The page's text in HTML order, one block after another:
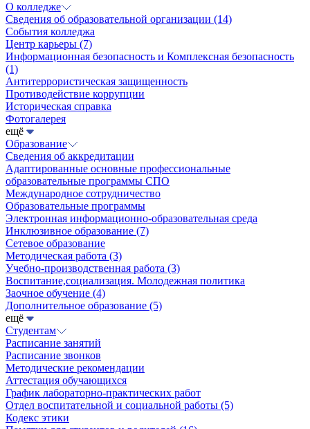
О колледже
Сведения об образовательной организации (14)
События колледжа
Центр карьеры (7)
Информационная безопасность и Комплексная безопасность
(1)
Антитеррористическая защищенность
Противодействие коррупции
Историческая справка
Фотогалерея
ещё
Образование
Сведения об аккредитации
Адаптированные основные профессиональные
образовательные программы СПО
Международное сотрудничество
Образовательные программы
Электронная информационно-образовательная среда
Инклюзивное образование (7)
Сетевое образование
Методическая работа (3)
Учебно-производственная работа (3)
Воспитание,социализация. Молодежная политика
Заочное обучение (4)
Дополнительное образование (5)
ещё
Студентам
Расписание занятий
Расписание звонков
Методические рекомендации
Аттестация обучающихся
График лабораторно-практических работ
Отдел воспитательной и социальной работы (5)
Кодекс этики